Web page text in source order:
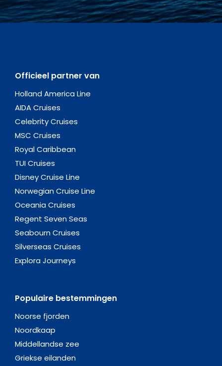
Officieel partner van
Holland America Line
AIDA Cruises
Celebrity Cruises
MSC Cruises
Royal Caribbean
TUI Cruises
Disney Cruise Line
Norwegian Cruise Line
Oceania Cruises
Regent Seven Seas
Seabourn Cruises
Silverseas Cruises
Explora Journeys
Populaire bestemmingen
Noorse fjorden
Noordkaap
Middellandse zee
Griekse eilanden